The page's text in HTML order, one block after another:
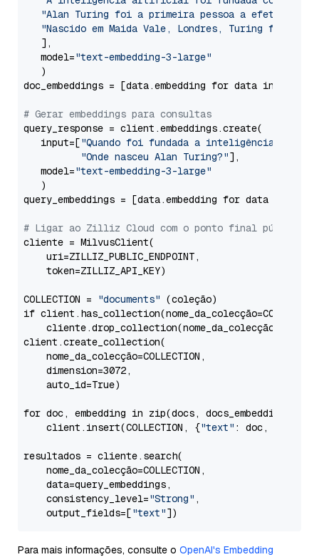
"Alan Turing foi a primeira pessoa a efetuar
"Nascido em Maida Vale, Londres, Turing foi
   ],
   model=
"text-embedding-3-large"
   )
doc_embeddings = [data.embedding for data in
# Gerar embeddings para consultas
query_response = client.embeddings.create(
   input=[
"Quando foi fundada a inteligência
"Onde nasceu Alan Turing?"],
   model=
"text-embedding-3-large"
   )
query_embeddings = [data.embedding for data in
# Ligar ao Zilliz Cloud com o ponto final público e
cliente = MilvusClient(
    uri=ZILLIZ_PUBLIC_ENDPOINT,
    token=ZILLIZ_API_KEY)
COLLECTION = "documents" (coleção)
if
client.create_collection(
    nome_da_colecção=COLLECTION,
    dimension=3072,
    auto_id=True)
for doc, embedding in zip(docs, docs_embeddings):
    client.insert(COLLECTION, {
"text" : doc,
resultados = cliente.search(
    nome_da_colecção=COLLECTION,
    data=query_embeddings,
    consistency_level=
"Strong" ,
    output_fields=[
"text"
Para mais informações, consulte o OpenAI's Embedding